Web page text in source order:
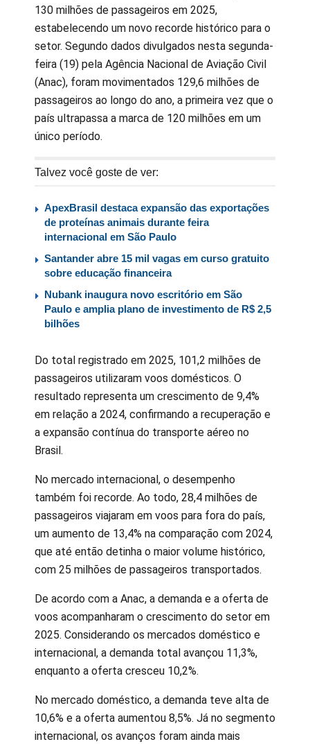
130 milhões de passageiros em 2025,
estabelecendo um novo recorde histórico para o
setor. Segundo dados divulgados nesta segunda-
feira (19) pela Agência Nacional de Aviação Civil
(Anac), foram movimentados 129,6 milhões de
passageiros ao longo do ano, a primeira vez que o
país ultrapassa a marca de 120 milhões em um
único período.
Talvez você goste de ver:
ApexBrasil destaca expansão das exportações
de proteínas animais durante feira
internacional em São Paulo
Santander abre 15 mil vagas em curso gratuito
sobre educação financeira
Nubank inaugura novo escritório em São
Paulo e amplia plano de investimento de R$ 2,5
bilhões
Do total registrado em 2025, 101,2 milhões de
passageiros utilizaram voos domésticos. O
resultado representa um crescimento de 9,4%
em relação a 2024, confirmando a recuperação e
a expansão contínua do transporte aéreo no
Brasil.
No mercado internacional, o desempenho
também foi recorde. Ao todo, 28,4 milhões de
passageiros viajaram em voos para fora do país,
um aumento de 13,4% na comparação com 2024,
que até então detinha o maior volume histórico,
com 25 milhões de passageiros transportados.
De acordo com a Anac, a demanda e a oferta de
voos acompanharam o crescimento do setor em
2025. Considerando os mercados doméstico e
internacional, a demanda total avançou 11,3%,
enquanto a oferta cresceu 10,2%.
No mercado doméstico, a demanda teve alta de
10,6% e a oferta aumentou 8,5%. Já no segmento
internacional, os avanços foram ainda mais